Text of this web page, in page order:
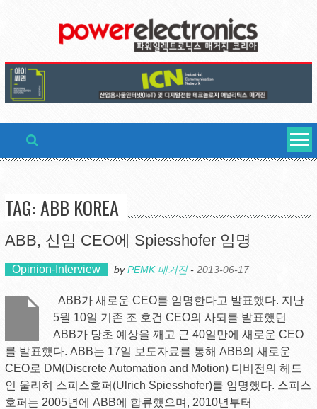
TAG: ABB KOREA
ABB, 신임 CEO에 Spiesshofer 임명
Opinion-Interview byPEMK 매거진- 2013-06-17
ABB가 새로운 CEO를 임명한다고 발표했다. 지난
5월 10일 기존 조 호건 CEO의 사퇴를 발표했던
ABB가 당초 예상을 깨고 근 40일만에 새로운 CEO
를 발표했다. ABB는 17일 보도자료를 통해 ABB의 새로운
CEO로 DM(Discrete Automation and Motion) 디비전의 헤드
인 울리히 스피스호퍼(Ulrich Spiesshofer)를 임명했다. 스피스
호퍼는 2005년에 ABB에 합류했으며, 2010년부터